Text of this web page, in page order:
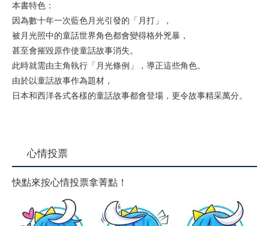
本書特色：
因為數十年一次藍色月光引發的「月打」，
被月光照中的童話世界角色都會變得格外兇暴，
甚至會摧毀原作使童話故事消失。
此時就需由主角執行「月光條例」，導正這些角色。
由於以童話故事作為題材，
日本和西洋各式各樣的童話故事都會登場，更令故事精采萬分。
心情投票
快點來按心情投票拿菁點！